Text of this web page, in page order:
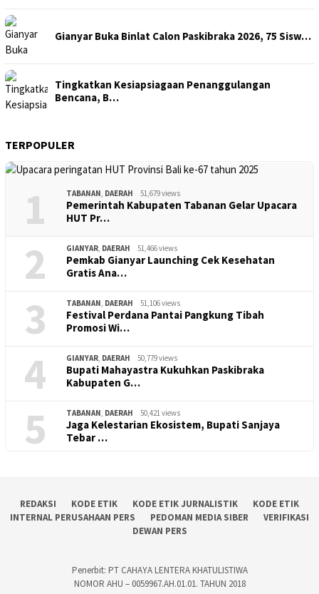
Gianyar Buka Binlat Calon Paskibraka 2026, 75 Sisw…
Tingkatkan Kesiapsiagaan Penanggulangan
Bencana, B…
TERPOPULER
1 TABANAN DAERAH 51,679 views
Pemerintah Kabupaten Tabanan Gelar Upacara
HUT Pr…
2 GIANYAR DAERAH 51,466 views
Pemkab Gianyar Launching Cek Kesehatan
Gratis Ana…
3 TABANAN DAERAH 51,106 views
Festival Perdana Pantai Pangkung Tibah
Promosi Wi…
4 GIANYAR DAERAH 50,779 views
Bupati Mahayastra Kukuhkan Paskibraka
Kabupaten G…
5 TABANAN DAERAH 50,421 views
Jaga Kelestarian Ekosistem, Bupati Sanjaya
Tebar …
REDAKSI KODE ETIK KODE ETIK JURNALISTIK
KODE ETIK
INTERNAL PERUSAHAAN PERS
PEDOMAN MEDIA SIBER
VERIFIKASI
DEWAN PERS
Penerbit: PT CAHAYA LENTERA KHATULISTIWA
NOMOR AHU – 0059967.AH.01.01. TAHUN 2018